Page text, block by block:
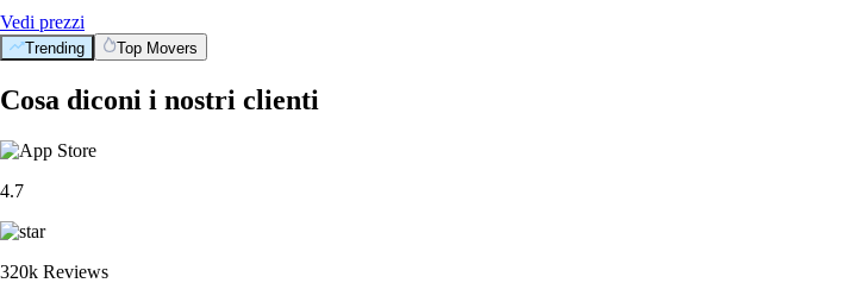
Vedi prezzi
Trending Top Movers
Cosa diconi i nostri clienti
4.7
320k Reviews